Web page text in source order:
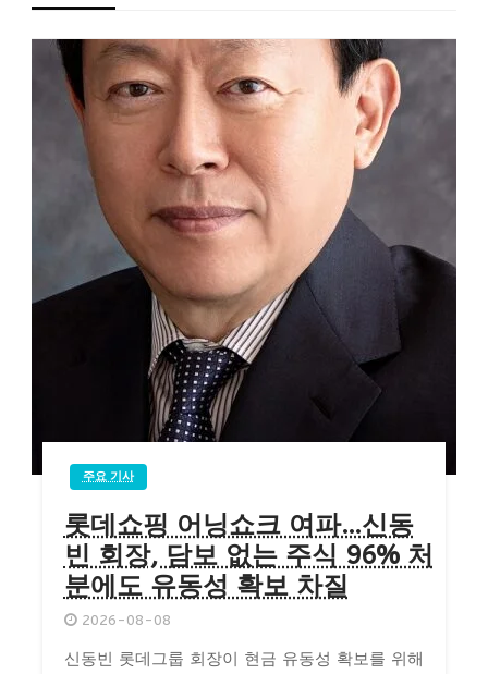
주요 기사
롯데쇼핑 어닝쇼크 여파…신동
빈 회장, 담보 없는 주식 96% 처
분에도 유동성 확보 차질
2026-08-08
신동빈 롯데그룹 회장이 현금 유동성 확보를 위해